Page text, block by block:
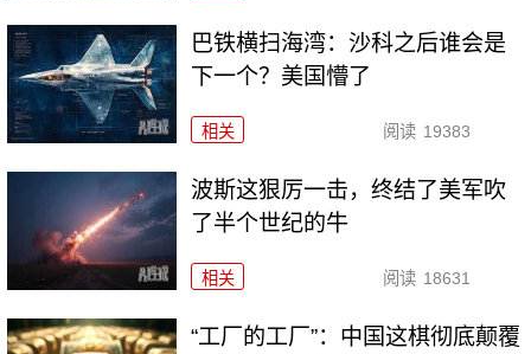
巴铁横扫海湾：沙科之后谁会是
下一个？美国懵了
相关 阅读 19383
波斯这狠厉一击，终结了美军吹
了半个世纪的牛
相关 阅读 18631
“工厂的工厂”：中国这棋彻底颠覆